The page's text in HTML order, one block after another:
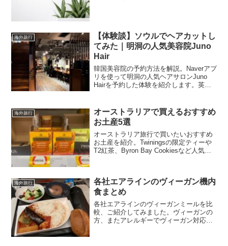
海外旅行
【体験談】ソウルでヘアカットし
てみた｜明洞の人気美容院Juno
Hair
韓国美容院の予約方法を解説。Naverアプ
リを使って明洞の人気ヘアサロンJuno
Hairを予約した体験を紹介します。英語
どを詳しく解説。
海外旅行
オーストラリアで買えるおすすめ
お土産5選
オーストラリア旅行で買いたいおすすめ
お土産を紹介。Twiningsの限定ティーや
T2紅茶、Byron Bay Cookiesなど人気の
海外旅行
各社エアラインのヴィーガン機内
食まとめ
各社エアラインのヴィーガンミールを比
較、ご紹介してみました。ヴィーガンの
方、またアレルギーでヴィーガン対応を